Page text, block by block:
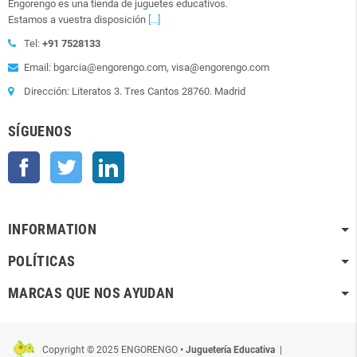
Engorengo es una tienda de juguetes educativos.
Estamos a vuestra disposición [...]
Tel: +91 7528133
Email: bgarcia@engorengo.com, visa@engorengo.com
Dirección: Literatos 3. Tres Cantos 28760. Madrid
SÍGUENOS
Facebook Twitter
INFORMATION
POLÍTICAS
MARCAS QUE NOS AYUDAN
Copyright © 2025 ENGORENGO • Juguetería Educativa